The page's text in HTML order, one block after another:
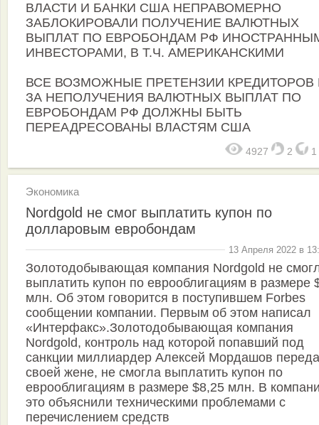
ВЛАСТИ И БАНКИ США НЕПРАВОМЕРНО
ЗАБЛОКИРОВАЛИ ПОЛУЧЕНИЕ ВАЛЮТНЫХ
ВЫПЛАТ ПО ЕВРОБОНДАМ РФ
ИНВЕСТОРАМИ, В Т.Ч. АМЕРИКАНСКИМИ
ВСЕ ВОЗМОЖНЫЕ ПРЕТЕНЗИИ КРЕДИТОРОВ
ЗА НЕПОЛУЧЕНИЯ ВАЛЮТНЫХ ВЫПЛАТ ПО
ЕВРОБОНДАМ РФ ДОЛЖНЫ БЫТЬ
ПЕРЕАДРЕСОВАНЫ ВЛАСТЯМ США
4927 2 1
Экономика
Nordgold не смог выплатить купон по
долларовым евробондам
13 Апреля 2022 в
Золотодобывающая компания Nordgold не
выплатить купон по еврооблигациям в размере
млн. Об этом говорится в поступившем Forbes
сообщении компании. Первым об этом написал
«Интерфакс».Золотодобывающая компания
Nordgold, контроль над которой попавший под
санкции миллиардер Алексей Мордашов
своей жене, не смогла выплатить купон по
еврооблигациям в размере $8,25 млн. В
это объяснили техническими проблемами с
перечислением средств